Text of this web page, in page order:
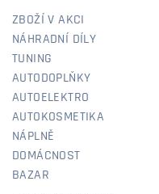
ZBOŽÍ V AKCI
NÁHRADNÍ DÍLY
TUNING
AUTODOPLŇKY
AUTOELEKTRO
AUTOKOSMETIKA
NÁPLNĚ
DOMÁCNOST
BAZAR